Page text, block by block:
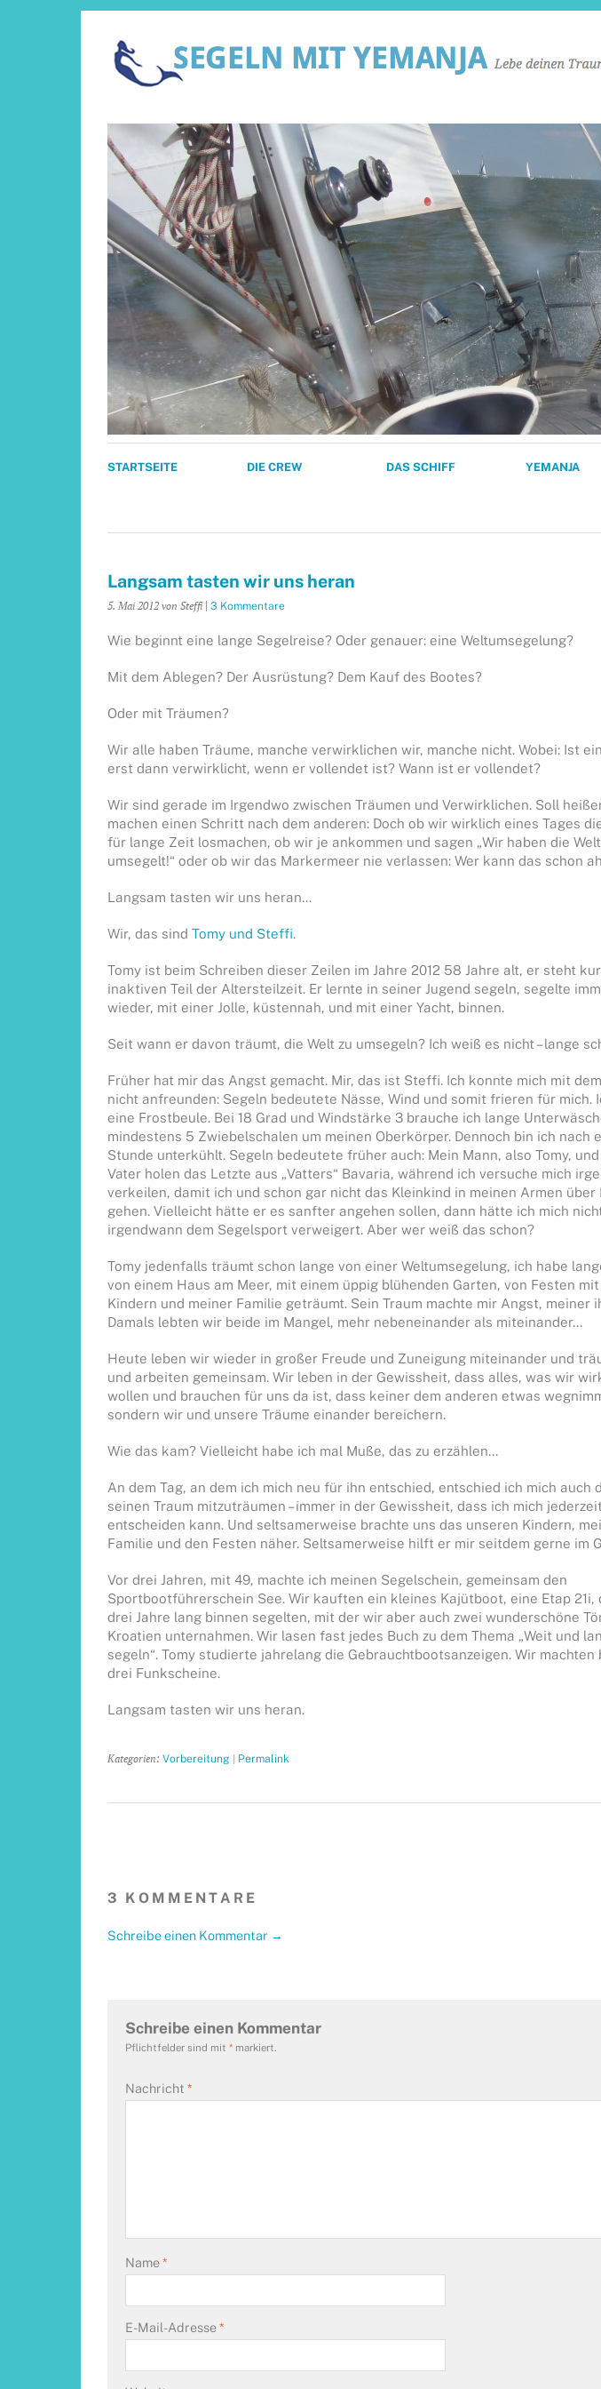
STARTSEITE DIE CREW DAS SCHIFF YEMANJA
Langsam tasten wir uns heran
5. Mai 2012von Steffi 3 Kommentare
Wie beginnt eine lange Segelreise? Oder genauer: eine Weltumsegelung?
Mit dem Ablegen? Der Ausrüstung? Dem Kauf des Bootes?
Oder mit Träumen?
Wir alle haben Träume, manche verwirklichen wir, manche nicht. Wobei: Ist
erst dann verwirklicht, wenn er vollendet ist? Wann ist er vollendet?
Wir sind gerade im Irgendwo zwischen Träumen und Verwirklichen. Soll
machen einen Schritt nach dem anderen: Doch ob wir wirklich eines Tages
für lange Zeit losmachen, ob wir je ankommen und sagen „Wir haben die Welt
umsegelt!“ oder ob wir das Markermeer nie verlassen: Wer kann das schon
Langsam tasten wir uns heran…
Wir, das sind Tomy und Steffi.
Tomy ist beim Schreiben dieser Zeilen im Jahre 2012 58 Jahre alt, er steht
inaktiven Teil der Altersteilzeit. Er lernte in seiner Jugend segeln, segelte
wieder, mit einer Jolle, küstennah, und mit einer Yacht, binnen.
Seit wann er davon träumt, die Welt zu umsegeln? Ich weiß es nicht – lange
Früher hat mir das Angst gemacht. Mir, das ist Steffi. Ich konnte mich mit
nicht anfreunden: Segeln bedeutete Nässe, Wind und somit frieren für mich.
eine Frostbeule. Bei 18 Grad und Windstärke 3 brauche ich lange
mindestens 5 Zwiebelschalen um meinen Oberkörper. Dennoch bin ich nach
Stunde unterkühlt. Segeln bedeutete früher auch: Mein Mann, also Tomy,
Vater holen das Letzte aus „Vatters“ Bavaria, während ich versuche mich
verkeilen, damit ich und schon gar nicht das Kleinkind in meinen Armen über
gehen. Vielleicht hätte er es sanfter angehen sollen, dann hätte ich mich
irgendwann dem Segelsport verweigert. Aber wer weiß das schon?
Tomy jedenfalls träumt schon lange von einer Weltumsegelung, ich habe
von einem Haus am Meer, mit einem üppig blühenden Garten, von Festen
Kindern und meiner Familie geträumt. Sein Traum machte mir Angst, meiner
Damals lebten wir beide im Mangel, mehr nebeneinander als miteinander…
Heute leben wir wieder in großer Freude und Zuneigung miteinander und
und arbeiten gemeinsam. Wir leben in der Gewissheit, dass alles, was wir
wollen und brauchen für uns da ist, dass keiner dem anderen etwas
sondern wir und unsere Träume einander bereichern.
Wie das kam? Vielleicht habe ich mal Muße, das zu erzählen…
An dem Tag, an dem ich mich neu für ihn entschied, entschied ich mich auch
seinen Traum mitzuträumen – immer in der Gewissheit, dass ich mich
entscheiden kann. Und seltsamerweise brachte uns das unseren Kindern,
Familie und den Festen näher. Seltsamerweise hilft er mir seitdem gerne im
Vor drei Jahren, mit 49, machte ich meinen Segelschein, gemeinsam den
Sportbootführerschein See. Wir kauften ein kleines Kajütboot, eine Etap 21i,
drei Jahre lang binnen segelten, mit der wir aber auch zwei wunderschöne
Kroatien unternahmen. Wir lasen fast jedes Buch zu dem Thema „Weit und
segeln“. Tomy studierte jahrelang die Gebrauchtbootsanzeigen. Wir machten
drei Funkscheine.
Langsam tasten wir uns heran.
Kategorien: Vorbereitung | Permalink
3 KOMMENTARE
Schreibe einen Kommentar →
Schreibe einen Kommentar
Pflichtfelder sind mit * markiert.
Nachricht *
Name*
E-Mail-Adresse*